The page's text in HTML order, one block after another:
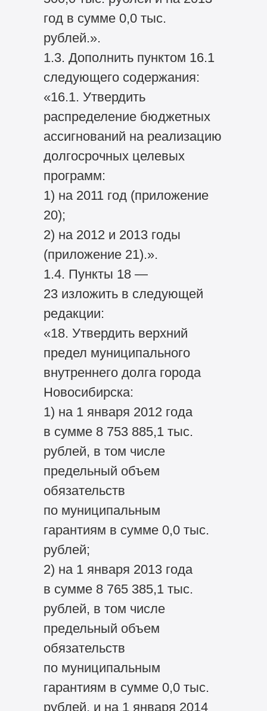
год в сумме 0,0 тыс.
рублей.».
1.3. Дополнить пунктом 16.1
следующего содержания:
«16.1. Утвердить
распределение бюджетных
ассигнований на реализацию
долгосрочных целевых
программ:
1) на 2011 год (приложение
20);
2) на 2012 и 2013 годы
(приложение 21).».
1.4. Пункты 18 —
23 изложить в следующей
редакции:
«18. Утвердить верхний
предел муниципального
внутреннего долга города
Новосибирска:
1) на 1 января 2012 года
в сумме 8 753 885,1 тыс.
рублей, в том числе
предельный объем
обязательств
по муниципальным
гарантиям в сумме 0,0 тыс.
рублей;
2) на 1 января 2013 года
в сумме 8 765 385,1 тыс.
рублей, в том числе
предельный объем
обязательств
по муниципальным
гарантиям в сумме 0,0 тыс.
рублей, и на 1 января 2014